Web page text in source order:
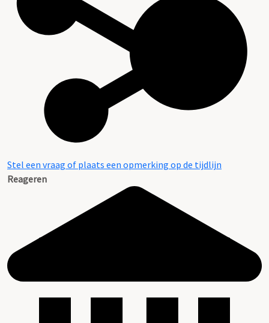
Stel een vraag of plaats een opmerking op de tijdlijn
Reageren